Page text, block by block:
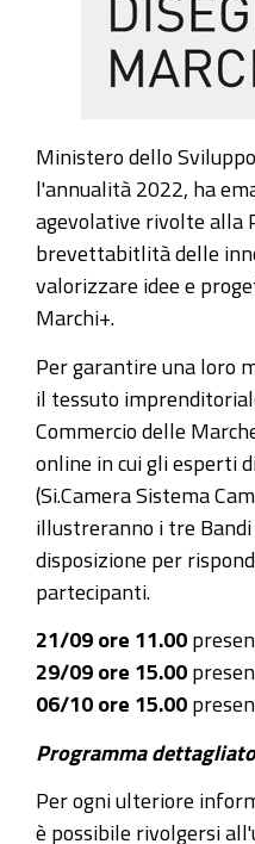
Ministero dello
l'annualità 2022, ha
agevolative rivolte alla
brevettabitlità delle
valorizzare idee e
Marchi+.
Per garantire una loro
il tessuto
Commercio delle
online in cui gli esperti
(Si.Camera Sistema
illustreranno i tre Bandi
disposizione per
partecipanti.
21/09 ore 11.00
29/09 ore 15.00
06/10 ore 15.00
Programma
Per ogni ulteriore
è possibile rivolgersi